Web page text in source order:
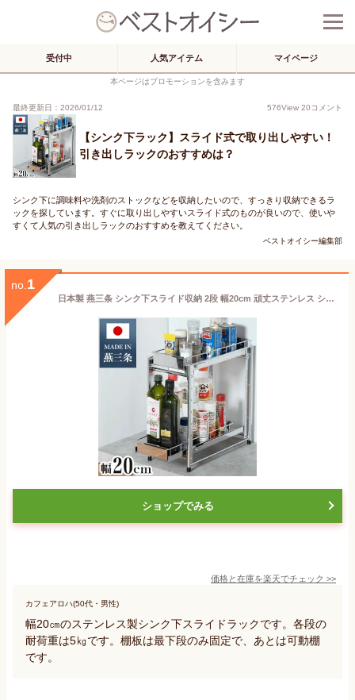
受付中 人気アイテム マイページ
本ページはプロモーションを含みます
最終更新日：2026/01/12 576View 20コメント
【シンク下ラック】スライド式で取り出しやすい！
引き出しラックのおすすめは？
シンク下に調味料や洗剤のストックなどを収納したいので、すっきり収納できるラ
ックを探しています。すぐに取り出しやすいスライド式のものが良いので、使いや
すくて人気の引き出しラックのおすすめを教えてください。
ベストオイシー編集部
no. 1
日本製 燕三条 シンク下スライド収納 2段 幅20cm 頑丈ステンレス シンク下 収納 スライド ラック 棚 引出し 引き出し キッチン収納 シンク下スライドラック(代引不可)【送料無料】
ショップでみる
価格と在庫を楽天でチェック >>
カフェアロハ(50代・男性)
幅20㎝のステンレス製シンク下スライドラックです。各段の
耐荷重は5㎏です。棚板は最下段のみ固定で、あとは可動棚
です。